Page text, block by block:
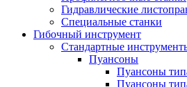
Гидравлические
Специальные станки
Гибочный инструмент
Стандартные
Пуансоны
Пуансоны
Пуансоны